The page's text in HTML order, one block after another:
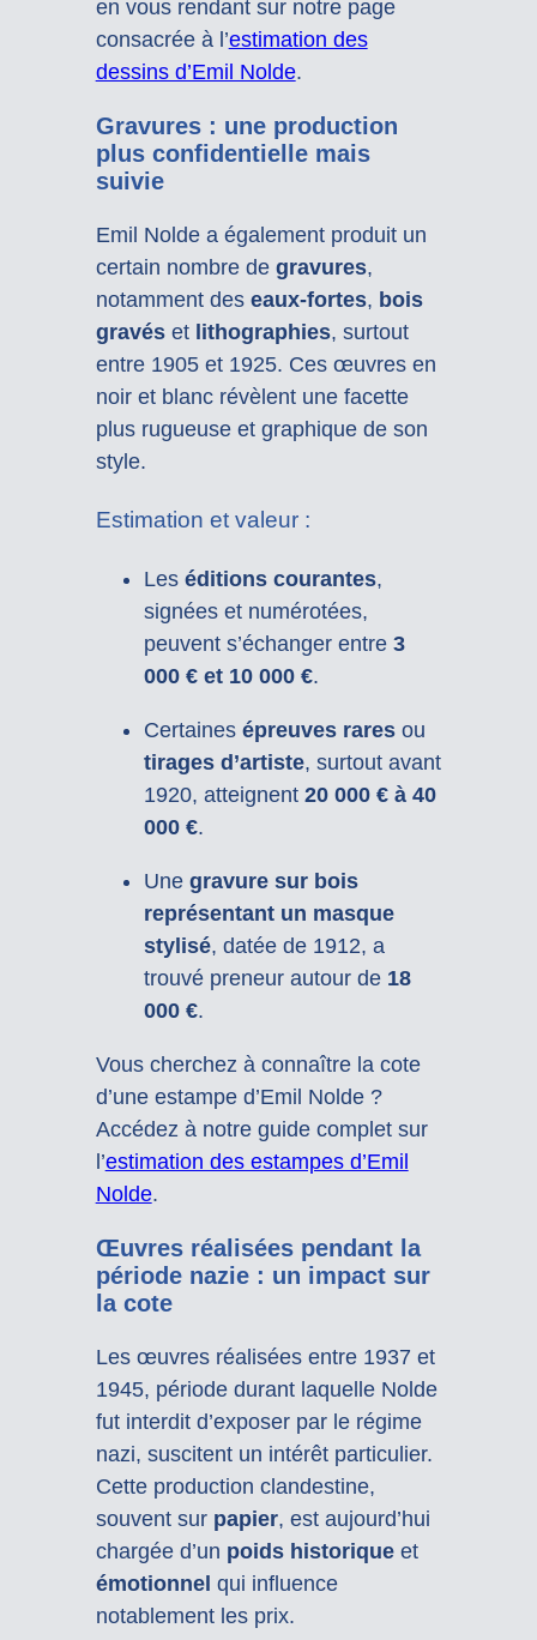
en vous rendant sur notre page
consacrée à l’estimation des
dessins d’Emil Nolde.
Gravures : une production
plus confidentielle mais
suivie
Emil Nolde a également produit un
certain nombre de gravures,
notamment des eaux-fortes, bois
gravéset lithographies, surtout
entre 1905 et 1925. Ces œuvres en
noir et blanc révèlent une facette
plus rugueuse et graphique de son
style.
Estimation et valeur :
Les éditions courantes,
signées et numérotées,
peuvent s’échanger entre 3
000 € et 10 000 €.
Certaines épreuves raresou
tirages d’artiste, surtout avant
1920, atteignent 20 000 € à 40
000 €.
Une gravure sur bois
représentant un masque
stylisé, datée de 1912, a
trouvé preneur autour de 18
000 €.
Vous cherchez à connaître la cote
d’une estampe d’Emil Nolde ?
Accédez à notre guide complet sur
l’estimation des estampes d’Emil
Nolde.
Œuvres réalisées pendant la
période nazie : un impact sur
la cote
Les œuvres réalisées entre 1937 et
1945, période durant laquelle Nolde
fut interdit d’exposer par le régime
nazi, suscitent un intérêt particulier.
Cette production clandestine,
souvent sur papier, est aujourd’hui
chargée d’un poids historiqueet
émotionnel qui influence
notablement les prix.